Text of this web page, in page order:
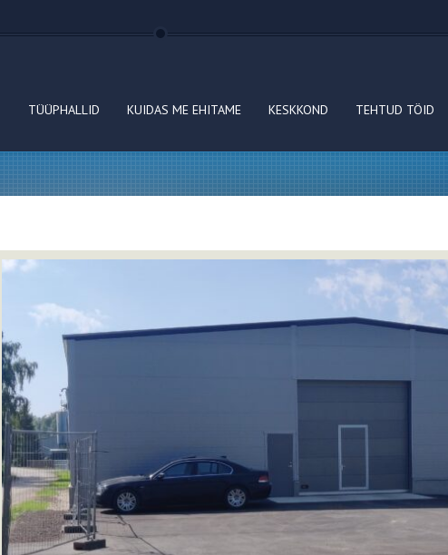
TÜÜPHALLID KUIDAS ME EHITAME KESKKOND TEHTUD TÖID